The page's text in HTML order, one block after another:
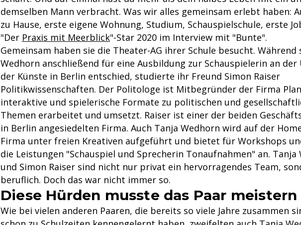
demselben Mann verbracht. Was wir alles gemeinsam erlebt haben:
zu Hause, erste eigene Wohnung, Studium, Schauspielschule, erste
"Der Praxis mit Meerblick"-Star 2020 im Interview mit "Bunte".
Gemeinsam haben sie die Theater-AG ihrer Schule besucht. Während
Wedhorn anschließend für eine Ausbildung zur Schauspielerin an
der Künste in Berlin entschied, studierte ihr Freund Simon Raiser
Politikwissenschaften. Der Politologe ist Mitbegründer der Firma
interaktive und spielerische Formate zu politischen und
Themen erarbeitet und umsetzt. Raiser ist einer der beiden
in Berlin angesiedelten Firma. Auch Tanja Wedhorn wird auf der
Firma unter freien Kreativen aufgeführt und bietet für Workshops
die Leistungen "Schauspiel und Sprecherin Tonaufnahmen" an. Tanja
und Simon Raiser sind nicht nur privat ein hervorragendes Team,
beruflich. Doch das war nicht immer so.
Diese Hürden musste das Paar meistern
Wie bei vielen anderen Paaren, die bereits so viele Jahre zusammen